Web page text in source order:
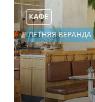
КАФЕ
ЛЕТНЯЯ ВЕРАНДА